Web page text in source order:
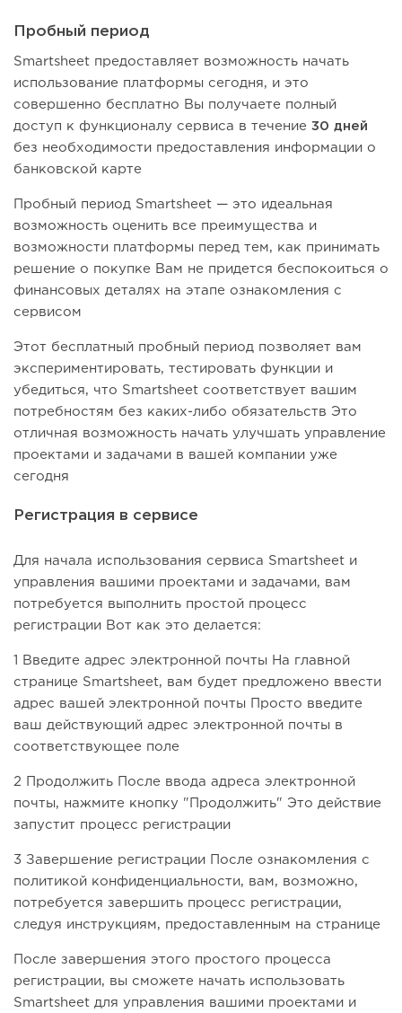
Пробный период
Smartsheet предоставляет возможность начать
использование платформы сегодня, и это
совершенно бесплатно Вы получаете полный
доступ к функционалу сервиса в течение 30 дней
без необходимости предоставления информации о
банковской карте
Пробный период Smartsheet — это идеальная
возможность оценить все преимущества и
возможности платформы перед тем, как принимать
решение о покупке Вам не придется беспокоиться о
финансовых деталях на этапе ознакомления с
сервисом
Этот бесплатный пробный период позволяет вам
экспериментировать, тестировать функции и
убедиться, что Smartsheet соответствует вашим
потребностям без каких-либо обязательств Это
отличная возможность начать улучшать управление
проектами и задачами в вашей компании уже
сегодня
Регистрация в сервисе
Для начала использования сервиса Smartsheet и
управления вашими проектами и задачами, вам
потребуется выполнить простой процесс
регистрации Вот как это делается:
1 Введите адрес электронной почты На главной
странице Smartsheet, вам будет предложено ввести
адрес вашей электронной почты Просто введите
ваш действующий адрес электронной почты в
соответствующее поле
2 Продолжить После ввода адреса электронной
почты, нажмите кнопку "Продолжить" Это действие
запустит процесс регистрации
3 Завершение регистрации После ознакомления с
политикой конфиденциальности, вам, возможно,
потребуется завершить процесс регистрации,
следуя инструкциям, предоставленным на странице
После завершения этого простого процесса
регистрации, вы сможете начать использовать
Smartsheet для управления вашими проектами и